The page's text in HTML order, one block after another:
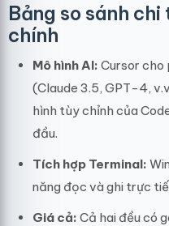
Bảng so sánh
chính
Mô hình AI: Cursor cho
(Claude 3.5, GPT-4,
hình tùy chỉnh của
đầu.
Tích hợp Terminal:
năng đọc và ghi trực
Giá cả: Cả hai đều có